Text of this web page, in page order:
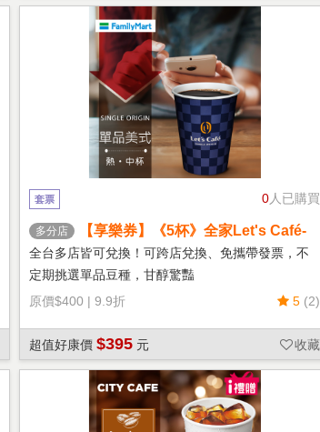
0人已購買
套票
多分店
【享樂券】《5杯》全家Let's Café-
熱單品美式(中杯)
全台多店皆可兌換！可跨店兌換、免攜帶發票，不
定期挑選單品豆種，甘醇驚豔
原價$400 | 9.9折 5 (2)
超值好康價 $395 元 收藏